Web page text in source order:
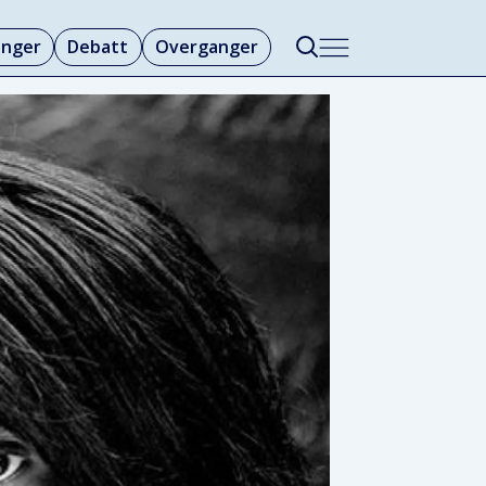
Debatt Overganger